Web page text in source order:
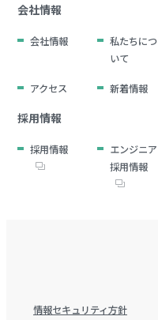
会社情報
会社情報
私たちにつ
いて
アクセス 新着情報
採用情報
採用情報
エンジニア
採用情報
情報セキュリティ方針